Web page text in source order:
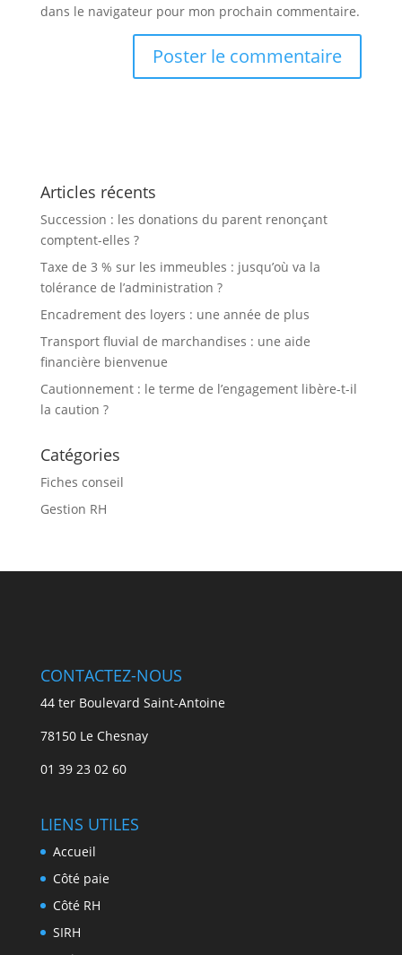
dans le navigateur pour mon prochain commentaire.
Articles récents
Succession : les donations du parent renonçant
comptent-elles ?
Taxe de 3 % sur les immeubles : jusqu’où va la
tolérance de l’administration ?
Encadrement des loyers : une année de plus
Transport fluvial de marchandises : une aide
financière bienvenue
Cautionnement : le terme de l’engagement libère-t-il
la caution ?
Catégories
Fiches conseil
Gestion RH
CONTACTEZ-NOUS
44 ter Boulevard Saint-Antoine
78150 Le Chesnay
01 39 23 02 60
LIENS UTILES
Accueil
Côté paie
Côté RH
SIRH